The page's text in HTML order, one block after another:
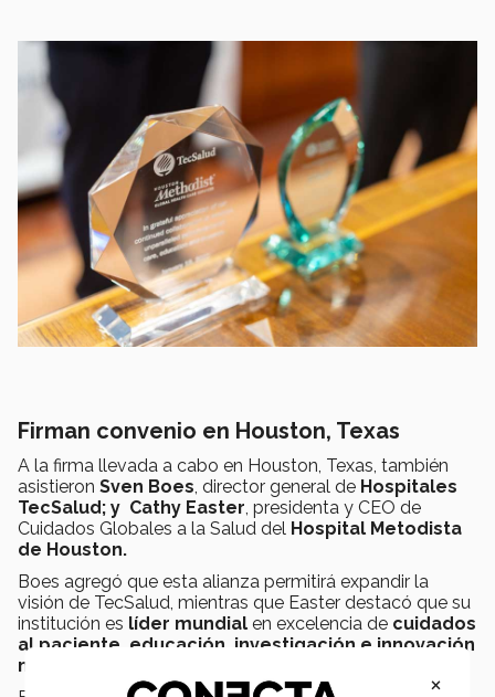
Firman convenio en Houston, Texas
A la firma llevada a cabo en Houston, Texas, también
asistieron Sven Boes, director general de Hospitales
TecSalud; y Cathy Easter, presidenta y CEO de
Cuidados Globales a la Salud del Hospital Metodista
de Houston.
Boes agregó que esta alianza permitirá expandir la
visión de TecSalud, mientras que Easter destacó que su
institución es líder mundial en excelencia de cuidados
al paciente, educación, investigación e innovación
médica
×